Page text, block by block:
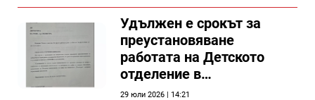
Удължен е срокът за
преустановяване
работата на Детското
отделение в
силистренската болница
29 юли 2026 | 14:21